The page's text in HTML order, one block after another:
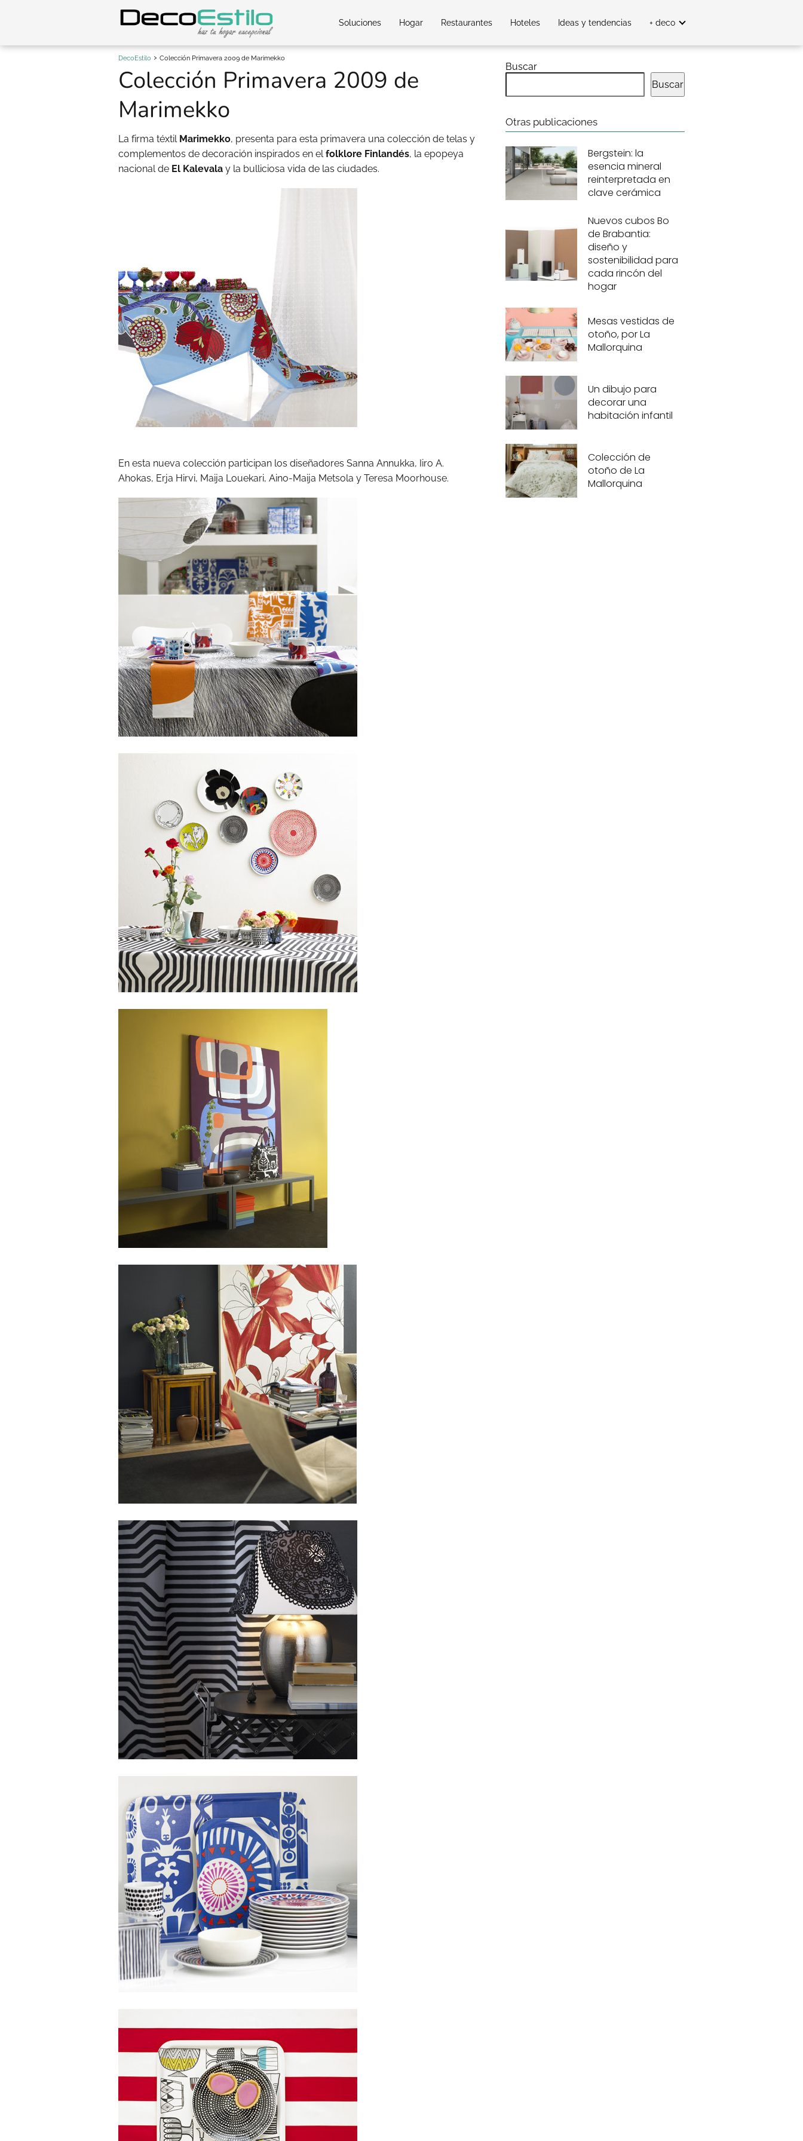
Soluciones Hogar Restaurantes Hoteles Ideas y tendencias + deco
DecoEstilo Colección Primavera 2009 de Marimekko
Colección Primavera 2009 de
Marimekko
La firma téxtil Marimekko, presenta para esta primavera una colección de telas y
complementos de decoración inspirados en elfolklore Finlandés, la epopeya
nacional de El Kalevala y la bulliciosa vida de las ciudades.
En esta nueva colección participan los diseñadores Sanna Annukka, Iiro A.
Ahokas, Erja Hirvi, Maija Louekari, Aino-Maija Metsola y Teresa Moorhouse.
Buscar
Buscar
Otras publicaciones
Bergstein: la
esencia mineral
reinterpretada en
clave cerámica
Nuevos cubos Bo
de Brabantia:
diseño y
sostenibilidad para
cada rincón del
hogar
Mesas vestidas de
otoño, por La
Mallorquina
Un dibujo para
decorar una
habitación infantil
Colección de
otoño de La
Mallorquina